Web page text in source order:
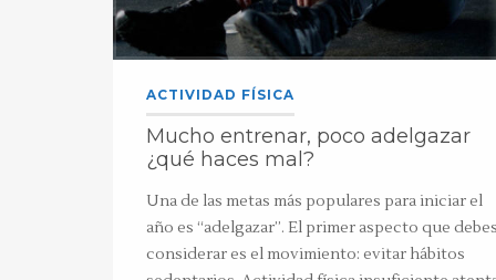
ACTIVIDAD FÍSICA
Mucho entrenar, poco adelgazar
¿qué haces mal?
Una de las metas más populares para iniciar el
año es “adelgazar”. El primer aspecto que
considerar es el movimiento: evitar hábitos